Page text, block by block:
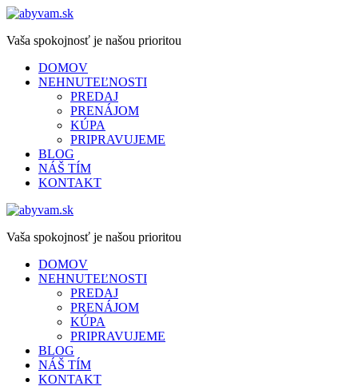
Vaša spokojnosť je našou prioritou
DOMOV
NEHNUTEĽNOSTI
PREDAJ
PRENÁJOM
KÚPA
PRIPRAVUJEME
BLOG
NÁŠ TÍM
KONTAKT
Vaša spokojnosť je našou prioritou
DOMOV
NEHNUTEĽNOSTI
PREDAJ
PRENÁJOM
KÚPA
PRIPRAVUJEME
BLOG
NÁŠ TÍM
KONTAKT